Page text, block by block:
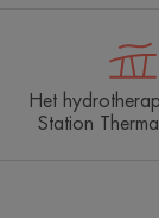
Het
Station